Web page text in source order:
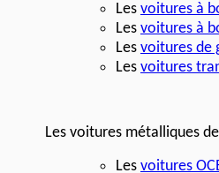
Les voitures à
Les voitures à
Les voitures de
Les voitures
Les voitures métalliques
Les voitures